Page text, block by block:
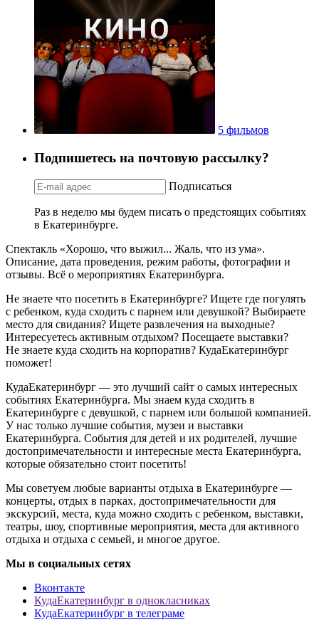
5 фильмов
Подпишетесь на почтовую рассылку?
Подписаться
Раз в неделю мы будем писать о предстоящих событиях
в Екатеринбурге.
Спектакль «Хорошо, что выжил... Жаль, что из ума».
Описание, дата проведения, режим работы, фотографии и
отзывы. Всё о мероприятиях Екатеринбурга.
Не знаете что посетить в Екатеринбурге? Ищете где погулять
с ребенком, куда сходить с парнем или девушкой? Выбираете
место для свидания? Ищете развлечения на выходные?
Интересуетесь активным отдыхом? Посещаете выставки?
Не знаете куда сходить на корпоратив? КудаЕкатеринбург
поможет!
КудаЕкатеринбург — это лучший сайт о самых интересных
событиях Екатеринбурга. Мы знаем куда сходить в
Екатеринбурге с девушкой, с парнем или большой компанией.
У нас только лучшие события, музеи и выставки
Екатеринбурга. События для детей и их родителей, лучшие
достопримечательности и интересные места Екатеринбурга,
которые обязательно стоит посетить!
Мы советуем любые варианты отдыха в Екатеринбурге —
концерты, отдых в парках, достопримечательности для
экскурсий, места, куда можно сходить с ребенком, выставки,
театры, шоу, спортивные мероприятия, места для активного
отдыха и отдыха с семьей, и многое другое.
Мы в социальных сетях
Вконтакте
КудаЕкатеринбург в однокласниках
КудаЕкатеринбург в телеграме